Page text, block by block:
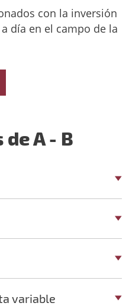
con la inversión
día en el campo de la
A - B
variable